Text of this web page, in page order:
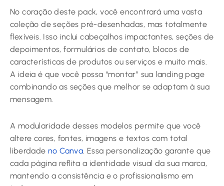
No coração deste pack, você encontrará uma vasta
coleção de seções pré-desenhadas, mas totalmente
flexíveis. Isso inclui cabeçalhos impactantes, seções de
depoimentos, formulários de contato, blocos de
características de produtos ou serviços e muito mais.
A ideia é que você possa “montar” sua landing page
combinando as seções que melhor se adaptam à sua
mensagem.
A modularidade desses modelos permite que você
altere cores, fontes, imagens e textos com total
liberdade no Canva . Essa personalização garante que
cada página reflita a identidade visual da sua marca,
mantendo a consistência e o profissionalismo em